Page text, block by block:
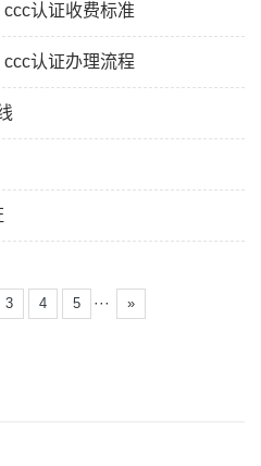
认证收费标准
认证办理流程
3 4 5 ··· »